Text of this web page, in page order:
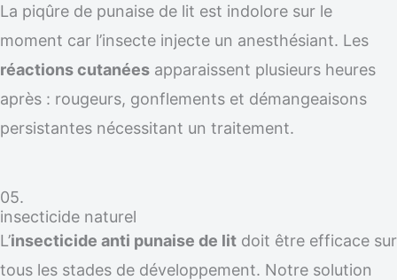
La piqûre de punaise de lit est indolore sur le
moment car l’insecte injecte un anesthésiant. Les
réactions cutanées apparaissent plusieurs heures
après : rougeurs, gonflements et démangeaisons
persistantes nécessitant un traitement.
05.
insecticide naturel
L’insecticide anti punaise de lit doit être efficace sur
tous les stades de développement. Notre solution